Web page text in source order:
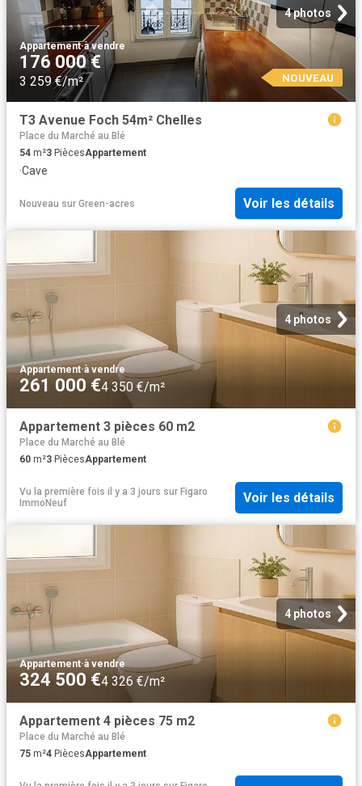
4 photos
Appartement·à vendre
176 000 €
3 259 €/m² NOUVEAU
T3 Avenue Foch 54m² Chelles
Place du Marché au Blé
54 m²3 PiècesAppartement
·Cave
Nouveau sur Green-acres Voir les détails
4 photos
Appartement·à vendre
261 000 €4 350 €/m²
Appartement 3 pièces 60 m2
Place du Marché au Blé
60 m²3 PiècesAppartement
Vu la première fois il y a 3 jours sur Figaro
ImmoNeuf
Voir les détails
4 photos
Appartement·à vendre
324 500 €4 326 €/m²
Appartement 4 pièces 75 m2
Place du Marché au Blé
75 m²4 PiècesAppartement